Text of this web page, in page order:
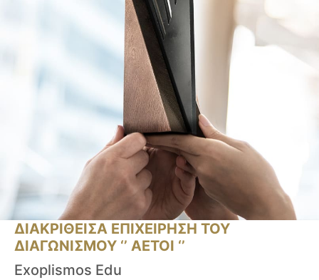
ΔΙΑΚΡΙΘΕΙΣΑ ΕΠΙΧΕΙΡΗΣΗ ΤΟΥ
ΔΙΑΓΩΝΙΣΜΟΥ ‘’ ΑΕΤΟΙ ‘’
Exoplismos Edu